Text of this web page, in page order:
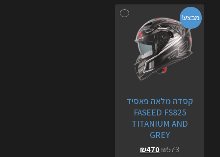
מבצע!
קסדה מלאה פאסיד
FASEED FS825
TITANIUM AND
GREY
₪573
₪470